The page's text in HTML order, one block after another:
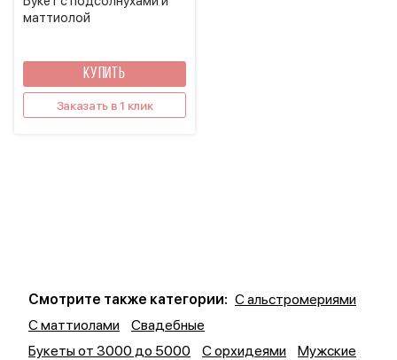
маттиолой
КУПИТЬ
Заказать в 1 клик
Смотрите также категории: С альстромериями
С маттиолами
Свадебные
Букеты от 3000 до 5000
С орхидеями
Мужские